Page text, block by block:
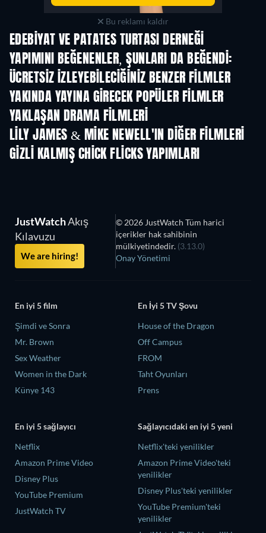
Bu reklamı kaldır
EDEBIYAT VE PATATES TURTASI DERNEĞI
YAPIMINI BEĞENENLER, ŞUNLARI DA BEĞENDI:
ÜCRETSIZ IZLEYEBILECIĞINIZ BENZER FILMLER
YAKINDA YAYINA GIRECEK POPÜLER FILMLER
YAKLAŞAN DRAMA FILMLERI
LILY JAMES & MIKE NEWELL'IN DIĞER FILMLERI
GIZLI KALMIŞ CHICK FLICKS YAPIMLARI
JustWatchAkış
Kılavuzu
We are hiring!
© 2026 JustWatch Tüm harici
içerikler hak sahibinin
mülkiyetindedir. (3.13.0)
Onay Yönetimi
En iyi 5 film
Şimdi ve Sonra
Mr. Brown
Sex Weather
Women in the Dark
Künye 143
En İyi 5 TV Şovu
House of the Dragon
Off Campus
FROM
Taht Oyunları
Prens
En iyi 5 sağlayıcı
Netflix
Amazon Prime Video
Disney Plus
YouTube Premium
JustWatch TV
Sağlayıcıdaki en iyi 5 yeni
Netflix'teki yenilikler
Amazon Prime Video'teki
yenilikler
Disney Plus'teki yenilikler
YouTube Premium'teki
yenilikler